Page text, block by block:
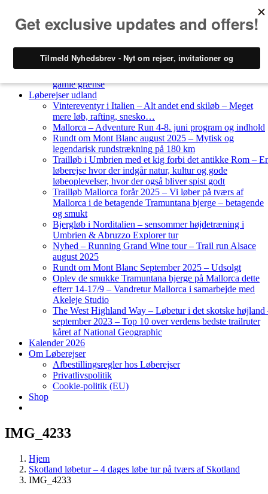
Løberejser Danmark
gamle grænse
Løberejser udland
Vintereventyr i Italien – Alt andet end skiløb – Meget
mere løb, rafting, snesko…
Mallorca – Adventure Run 4-8. juni program og indhold
Rundt om Mont Blanc august 2025 – Mytisk og
legendarisk rundstrækning på 180 km
Trailløb i Umbrien med et kig forbi det antikke Rom –
løberejse hvor der indgår natur, kultur og gode
løbeoplevelser, hvor der også bliver spist godt
Trailløb Mallorca forår 2025 – Vi løber på tværs af
Mallorca i de betagende Tramuntana bjerge – betagende
og smukt
Bjergløb i Norditalien – sensommer højdetræning i
Umbrien & Abruzzo Explorer tur
Nyhed – Running Grand Wine tour – Trail run Alsace
august 2025
Rundt om Mont Blanc September 2025 – Udsolgt
Oplev de smukke Tramuntana bjerge på Mallorca dette
efterr 14-17/9 – Vandretur Mallorca i samarbejde med
Akeleje Studio
The West Highland Way – Løbetur i det skotske højland
september 2023 – Top 10 over verdens bedste trailruter
kåret af National Geographic
Kalender 2026
Om Løberejser
Afbestillingsregler hos Løberejser
Privatlivspolitik
Cookie-politik (EU)
Shop
IMG_4233
Hjem
Skotland løbetur – 4 dages løbe tur på tværs af Skotland
IMG_4233